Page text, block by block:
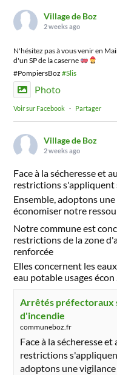
Village de Boz
2 weeks ago
N'hésitez pas à vous venir en
d'un SP de la caserne
#PompiersBoz#Slis
Photo
Voir sur Facebook · Partager
Village de Boz
2 weeks ago
Face à la sécheresse et
restrictions s'appliquent
Ensemble, adoptons
économiser notre
Notre commune est
restrictions de la zone
renforcée
Elles concernent les
eau potable usages écon
Arrêtés préfectoraux
d'incendie
communeboz.fr
Face à la sécheresse
restrictions
adoptons une